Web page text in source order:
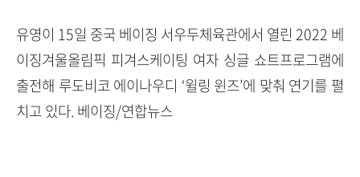
유영이 15일 중국 베이징 서우두체육관에서 열린 2022 베
이징겨울올림픽 피겨스케이팅 여자 싱글 쇼트프로그램에
출전해 루도비코 에이나우디 ‘윌링 윈즈’에 맞춰 연기를 펼
치고 있다. 베이징/연합뉴스